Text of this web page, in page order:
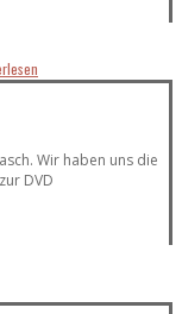
Wir haben uns die
DVD